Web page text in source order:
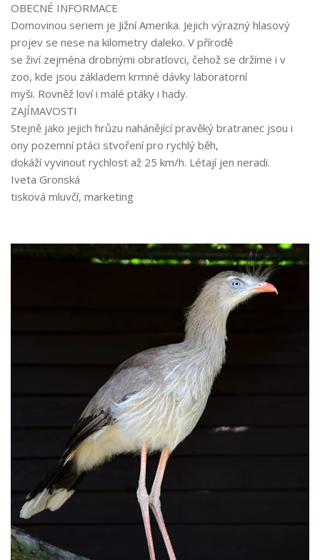
OBECNÉ INFORMACE
Domovinou seriem je Jižní Amerika. Jejich výrazný hlasový
projev se nese na kilometry daleko. V přírodě
se živí zejména drobnými obratlovci, čehož se držíme i v
zoo, kde jsou základem krmné dávky laboratorní
myši. Rovněž loví i malé ptáky i hady.
ZAJÍMAVOSTI
Stejně jako jejich hrůzu nahánějící pravěký bratranec jsou i
ony pozemní ptáci stvoření pro rychlý běh,
dokáží vyvinout rychlost až 25 km/h. Létají jen neradi.
Iveta Gronská
tisková mluvčí, marketing